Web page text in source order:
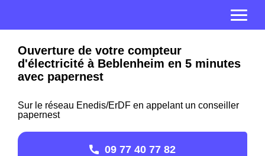
Ouverture de votre compteur
d'électricité à Beblenheim en 5 minutes
avec papernest
Sur le réseau Enedis/ErDF en appelant un conseiller
papernest
09 77 40 77 82